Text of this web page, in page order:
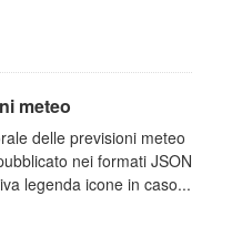
meteo
delle previsioni meteo
nei formati JSON
legenda icone in caso...